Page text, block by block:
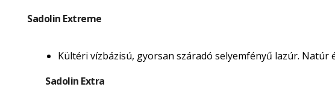
Sadolin Extreme
Kültéri vízbázisú, gyorsan száradó selyemfényű lazúr.
Sadolin Extra